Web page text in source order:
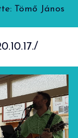
Tömő János